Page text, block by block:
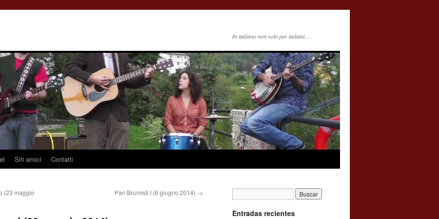
In italiano non solo per italiani…
Siti amici Contatti
(23 maggio
Pan Brumisti I (6 giugno 2014) →
Entradas recientes